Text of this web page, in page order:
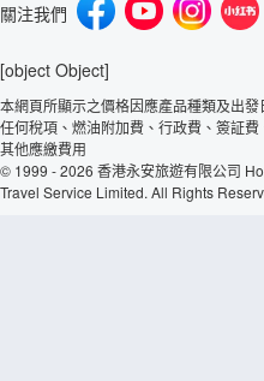
關注我們
[object Object]
本網頁所顯示之價格因應產品種類及出
任何稅項、燃油附加費、行政費、簽証
其他應繳費用
© 1999 - 2026 香港永安旅遊有限公司
Travel Service Limited. All Rights